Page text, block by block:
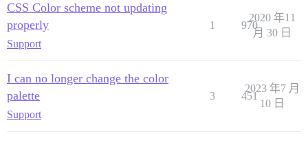
CSS Color scheme not updating
properly
Support
1 970
2020 年11
月 30 日
I can no longer change the color
palette
Support
3 451
2023 年7 月
10 日